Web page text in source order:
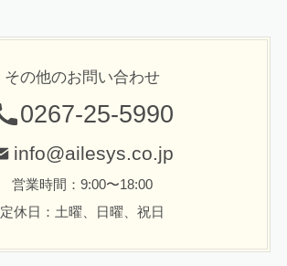
その他のお問い合わせ
0267-25-5990
info@ailesys.co.jp
営業時間：9:00〜18:00
定休日：土曜、日曜、祝日